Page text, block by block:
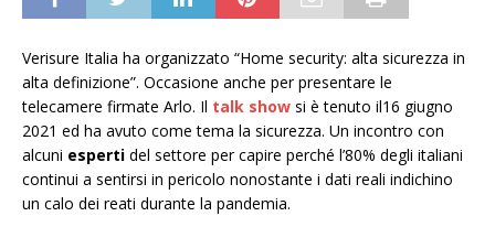
Verisure Italia ha organizzato “Home security: alta sicurezza in
alta definizione”. Occasione anche per presentare le
telecamere firmate Arlo. Il talk show si è tenuto il16 giugno
2021 ed ha avuto come tema la sicurezza. Un incontro con
alcuni esperti del settore per capire perché l’80% degli italiani
continui a sentirsi in pericolo nonostante i dati reali indichino
un calo dei reati durante la pandemia.